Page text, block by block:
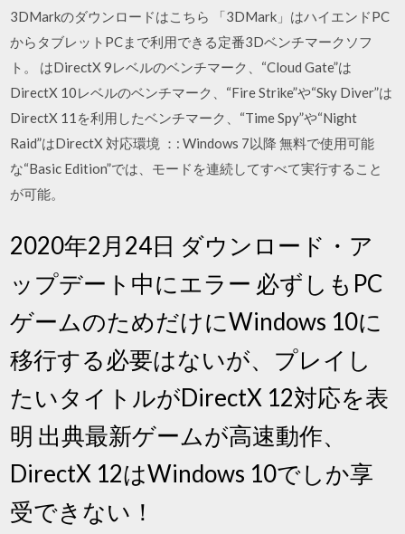
3DMarkのダウンロードはこちら 「3DMark」はハイエンドPC
からタブレットPCまで利用できる定番3Dベンチマークソフ
ト。 はDirectX 9レベルのベンチマーク、“Cloud Gate”は
DirectX 10レベルのベンチマーク、“Fire Strike”や“Sky Diver”は
DirectX 11を利用したベンチマーク、“Time Spy”や“Night
Raid”はDirectX 対応環境 ：: Windows 7以降 無料で使用可能
な“Basic Edition”では、モードを連続してすべて実行すること
が可能。
2020年2月24日 ダウンロード・ア
ップデート中にエラー 必ずしもPC
ゲームのためだけにWindows 10に
移行する必要はないが、プレイし
たいタイトルがDirectX 12対応を表
明 出典最新ゲームが高速動作、
DirectX 12はWindows 10でしか享
受できない！